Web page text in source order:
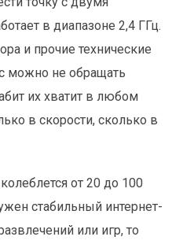
ПРИ ПЛОХОМ
FI?
2015 3 мин. на чтение
в диапазоне 2,4 ГГц.
и прочие технические
можно не обращать
их хватит в любом
в скорости, сколько в
от 20 до 100
стабильный интернет-
или игр, то